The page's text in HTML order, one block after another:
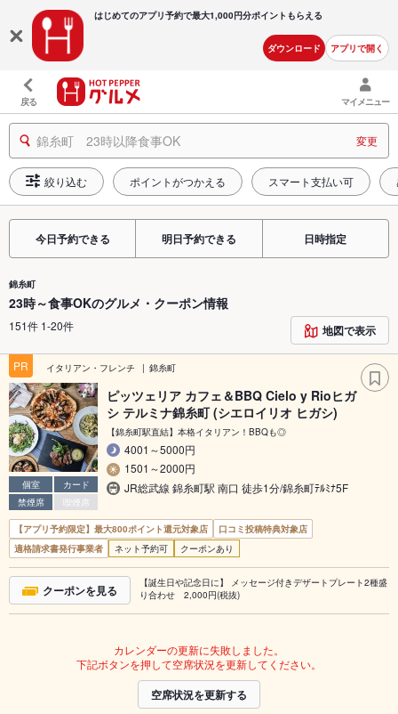
はじめてのアプリ予約で最大1,000円分ポイントもらえる
ダウンロード アプリで開く
戻る マイメニュー
錦糸町 23時以降食事OK 変更
絞り込む ポイントがつかえる スマート支払い可
今日予約できる 明日予約できる 日時指定
錦糸町
23時～食事OKのグルメ・クーポン情報
151件 1-20件 地図で表示
PR イタリアン・フレンチ 錦糸町
個室
カード
禁煙席
喫煙席
ピッツェリア カフェ＆BBQ Cielo y Rioヒガ
シ テルミナ錦糸町 (シエロイリオ ヒガシ)
【錦糸町駅直結】本格イタリアン！BBQも◎
4001～5000円
1501～2000円
JR総武線 錦糸町駅 南口 徒歩1分/錦糸町ﾃﾙﾐﾅ5F
【アプリ予約限定】最大800ポイント還元対象店
口コミ投稿特典対象店
適格請求書発行事業者
ネット予約可 クーポンあり
クーポンを見る
【誕生日や記念日に】 メッセージ付きデザートプレート2種盛
り合わせ 2,000円(税抜)
カレンダーの更新に失敗しました。
下記ボタンを押して空席状況を更新してください。
空席状況を更新する